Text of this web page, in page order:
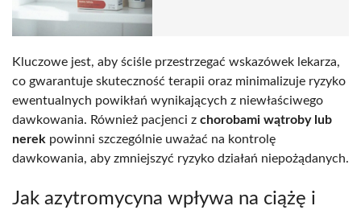
Kluczowe jest, aby ściśle przestrzegać wskazówek lekarza,
co gwarantuje skuteczność terapii oraz minimalizuje ryzyko
ewentualnych powikłań wynikających z niewłaściwego
dawkowania. Również pacjenci z chorobami wątroby lub
nerek powinni szczególnie uważać na kontrolę
dawkowania, aby zmniejszyć ryzyko działań niepożądanych.
Jak azytromycyna wpływa na ciążę i